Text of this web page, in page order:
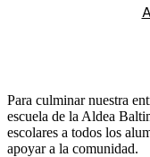
Para culminar nuestra
escuela de la Aldea
escolares a todos los
apoyar a la comunidad.